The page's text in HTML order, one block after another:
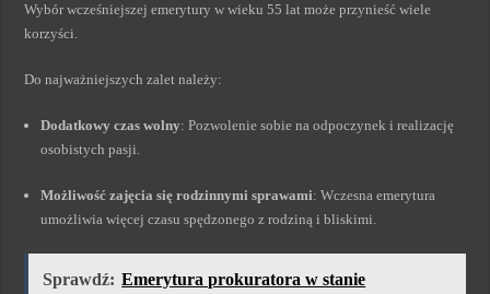
Wybór wcześniejszej emerytury w wieku 55 lat może przynieść wiele
korzyści.
Do najważniejszych zalet należy:
Dodatkowy czas wolny: Pozwolenie sobie na odpoczynek i realizację
osobistych pasji.
Możliwość zajęcia się rodzinnymi sprawami: Wczesna emerytura
umożliwia więcej czasu spędzonego z rodziną i bliskimi.
Sprawdź: Emerytura prokuratora w stanie